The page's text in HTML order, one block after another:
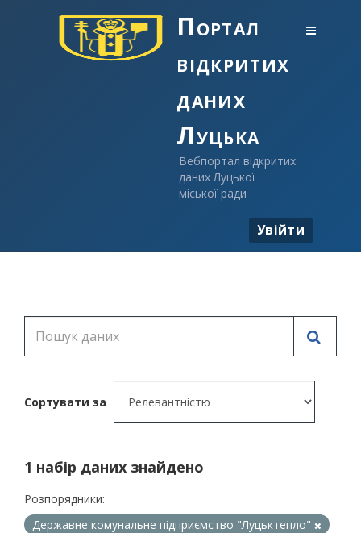
Портал
відкритих
даних
Луцька
Вебпортал відкритих
даних Луцької
міської ради
Увійти
Сортувати за
1 набір даних знайдено
Розпорядники:
Державне комунальне підприємство "Луцьктепло"